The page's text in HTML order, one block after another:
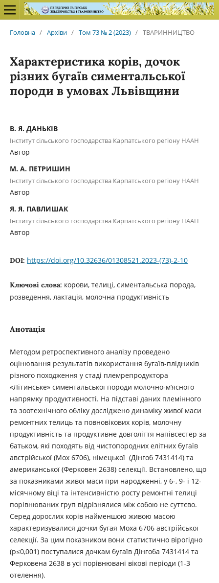
Головна / Архіви / Том 73 № 2 (2023) / ТВАРИННИЦТВО
Характеристика корів, дочок
різних бугаїв симентальської
породи в умовах Львівщини
В. Я. ДАНЬКІВ
Інститут сільського господарства Карпатського регіону НААН
Автор
М. А. ПЕТРИШИН
Інститут сільського господарства Карпатського регіону НААН
Автор
Я. Я. ПАВЛИШАК
Інститут сільського господарства Карпатського регіону НААН
Автор
DOI: https://doi.org/10.32636/01308521.2023-(73)-2-10
Ключові слова: корови, телиці, симентальська порода,
розведення, лактація, молочна продуктивність
Анотація
Методом ретроспективного аналізу проведено
оцінювання результатів використання бугаїв-плідників
різного походження у стаді племрепродуктора
«Літинське» симентальської породи молочно-м’ясного
напрямку продуктивності. На підставі даних племінного
та зоотехнічного обліку досліджено динаміку живої маси
ремонтних телиць та повновікових корів, молочну
продуктивність та продуктивне довголіття напівсестер за
батьком, які походять від чистопородних елітних бугаїв
австрійської (Мох 6706), німецької (Дінгоб 7431414) та
американської (Ферковен 2638) селекції. Встановлено, що
за показниками живої маси при народженні, у 6-, 9- і 12-
місячному віці та інтенсивністю росту ремонтні телиці
порівнюваних груп відрізнялися між собою не суттєво.
Серед дорослих корів найменшою живою масою
характеризувалися дочки бугая Моха 6706 австрійської
селекції. За цим показником вони статистично вірогідно
(р≤0,001) поступалися дочкам бугаїв Дінгоба 7431414 та
Ферковена 2638 в усі порівнювані вікові періоди (1-3
отелення).